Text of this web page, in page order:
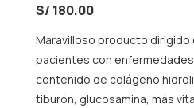
S/ 180.00
Maravilloso producto dirigido
pacientes con enfermedades
contenido de colágeno
tiburón, glucosamina, más